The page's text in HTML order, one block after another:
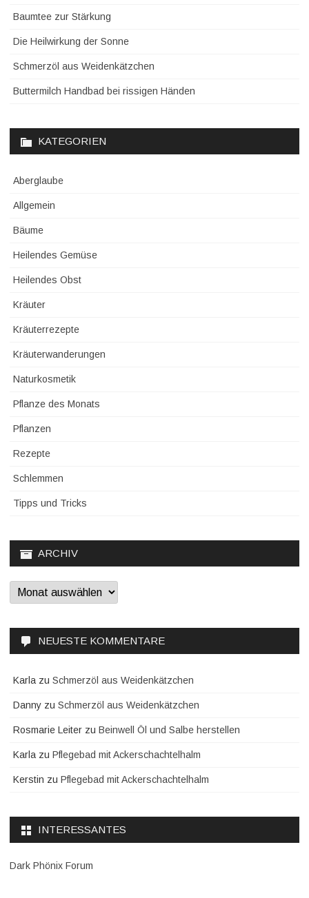
Baumtee zur Stärkung
Die Heilwirkung der Sonne
Schmerzöl aus Weidenkätzchen
Buttermilch Handbad bei rissigen Händen
KATEGORIEN
Aberglaube
Allgemein
Bäume
Heilendes Gemüse
Heilendes Obst
Kräuter
Kräuterrezepte
Kräuterwanderungen
Naturkosmetik
Pflanze des Monats
Pflanzen
Rezepte
Schlemmen
Tipps und Tricks
ARCHIV
Archiv
NEUESTE KOMMENTARE
Karla zu Schmerzöl aus Weidenkätzchen
Danny zu Schmerzöl aus Weidenkätzchen
Rosmarie Leiter zu Beinwell Öl und Salbe herstellen
Karla zu Pflegebad mit Ackerschachtelhalm
Kerstin zu Pflegebad mit Ackerschachtelhalm
INTERESSANTES
Dark Phönix Forum